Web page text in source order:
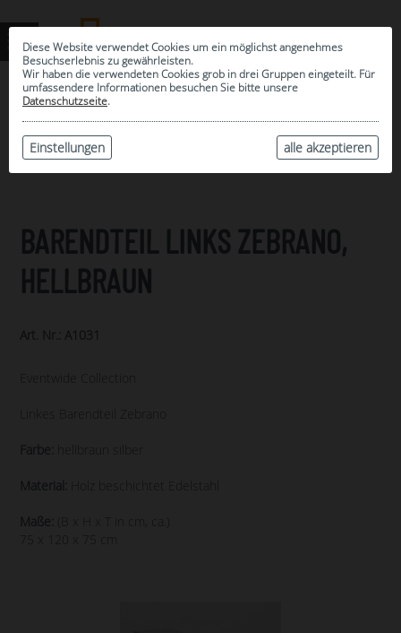
Diese Website verwendet Cookies um ein möglichst angenehmes
Besuchserlebnis zu gewährleisten.
Wir haben die verwendeten Cookies grob in drei Gruppen eingeteilt. Für
umfassendere Informationen besuchen Sie bitte unsere
Datenschutzseite.
alle akzeptieren
Einstellungen
ARCHIV
BARENDTEIL LINKS ZEBRANO,
HELLBRAUN
Art. Nr.: A1031
Eventwide Collection
Linkes Barendteil Zebrano
Farbe: hellbraun silber
Material: Holz beschichtet Edelstahl
Maße:
(B x H x T in cm, ca.)
75 x 120 x 75 cm